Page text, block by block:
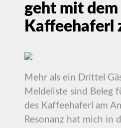
geht mit dem
Kaffeehaferl
Mehr als ein Drittel
Meldeliste sind Beleg
des Kaffeehaferl am
Resonanz hat mich in